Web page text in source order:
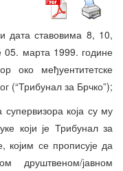
дата ставовима 8, 10,
05. марта 1999. године
око међуентитетске
(“Трибунал за Брчко”);
која су му
који је Трибунал за
којим се прописује да
друштвеном/јавном